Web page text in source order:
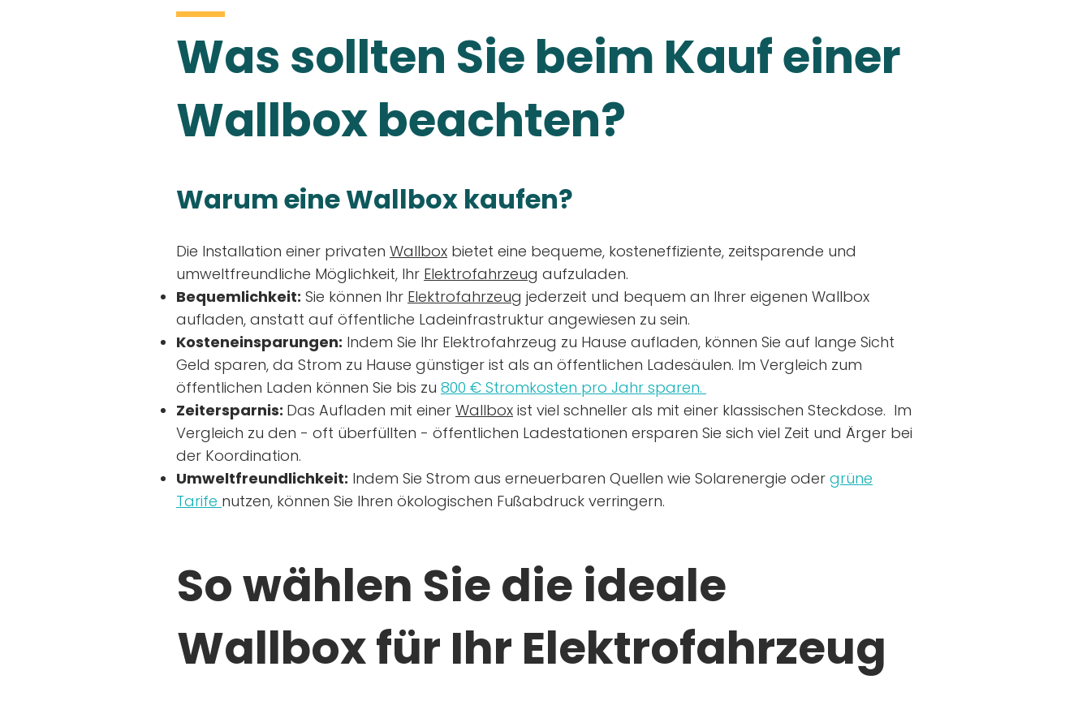
Was sollten Sie beim Kauf einer
Wallbox beachten?
Warum eine Wallbox kaufen?
Die Installation einer privaten Wallbox bietet eine bequeme, kosteneffiziente, zeitsparende und
umweltfreundliche Möglichkeit, Ihr Elektrofahrzeug aufzuladen.
Bequemlichkeit: Sie können Ihr Elektrofahrzeug jederzeit und bequem an Ihrer eigenen Wallbox
aufladen, anstatt auf öffentliche Ladeinfrastruktur angewiesen zu sein.
Kosteneinsparungen: Indem Sie Ihr Elektrofahrzeug zu Hause aufladen, können Sie auf lange Sicht
Geld sparen, da Strom zu Hause günstiger ist als an öffentlichen Ladesäulen. Im Vergleich zum
öffentlichen Laden können Sie bis zu 800 € Stromkosten pro Jahr sparen.
Zeitersparnis: Das Aufladen mit einer Wallbox ist viel schneller als mit einer klassischen Steckdose. Im
Vergleich zu den - oft überfüllten - öffentlichen Ladestationen ersparen Sie sich viel Zeit und Ärger bei
der Koordination.
Umweltfreundlichkeit: Indem Sie Strom aus erneuerbaren Quellen wie Solarenergie oder grüne
Tarife nutzen, können Sie Ihren ökologischen Fußabdruck verringern.
So wählen Sie die ideale
Wallbox für Ihr Elektrofahrzeug